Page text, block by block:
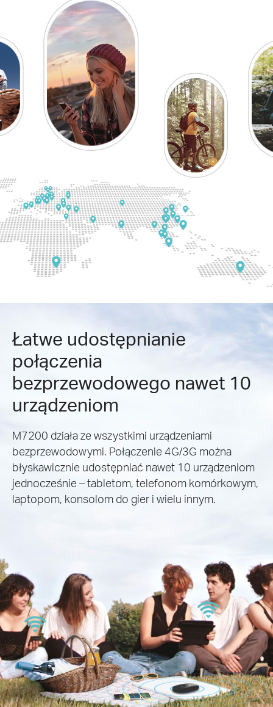
Łatwe udostępnianie
połączenia
bezprzewodowego nawet 10
urządzeniom
M7200 działa ze wszystkimi urządzeniami
bezprzewodowymi. Połączenie 4G/3G można
błyskawicznie udostępniać nawet 10 urządzeniom
jednocześnie – tabletom, telefonom komórkowym,
laptopom, konsolom do gier i wielu innym.